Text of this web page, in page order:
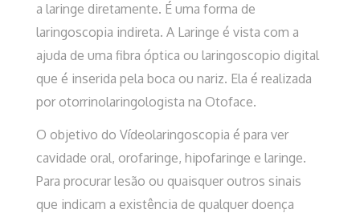
a laringe diretamente. É uma forma de
laringoscopia indireta. A Laringe é vista com a
ajuda de uma fibra óptica ou laringoscopio digital
que é inserida pela boca ou nariz. Ela é realizada
por otorrinolaringologista na Otoface.
O objetivo do Vídeolaringoscopia é para ver
cavidade oral, orofaringe, hipofaringe e laringe.
Para procurar lesão ou quaisquer outros sinais
que indicam a existência de qualquer doença